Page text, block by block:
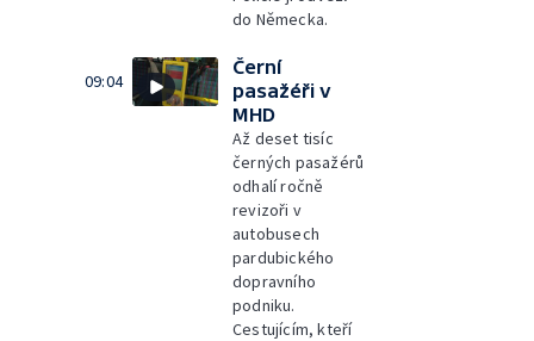
do Německa.
09:04
Černí
pasažéři v
MHD
Až deset tisíc
černých pasažérů
odhalí ročně
revizoři v
autobusech
pardubického
dopravního
podniku.
Cestujícím, kteří